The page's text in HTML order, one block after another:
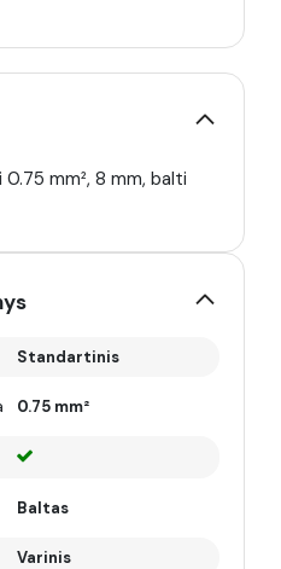
mm², 8 mm, balti
Standartinis
0.75 mm²
Baltas
Varinis